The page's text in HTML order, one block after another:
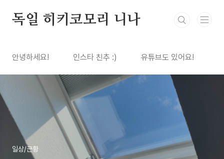
독일 히키코모리 니나
안녕하세요! 인스타 친추 :) 유튜브도 있어요!
일상/근황